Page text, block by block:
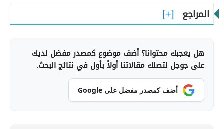
المراجع
هل يعجبك محتوانا؟ أضف موضوع كمصدر مفضل لديك
على جوجل لتصلك مقالاتنا أولاً بأول في نتائج البحث.
أضف كمصدر مفضل على Google